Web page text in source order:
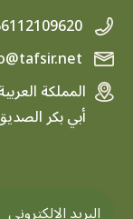
المملكة
أبي بكر